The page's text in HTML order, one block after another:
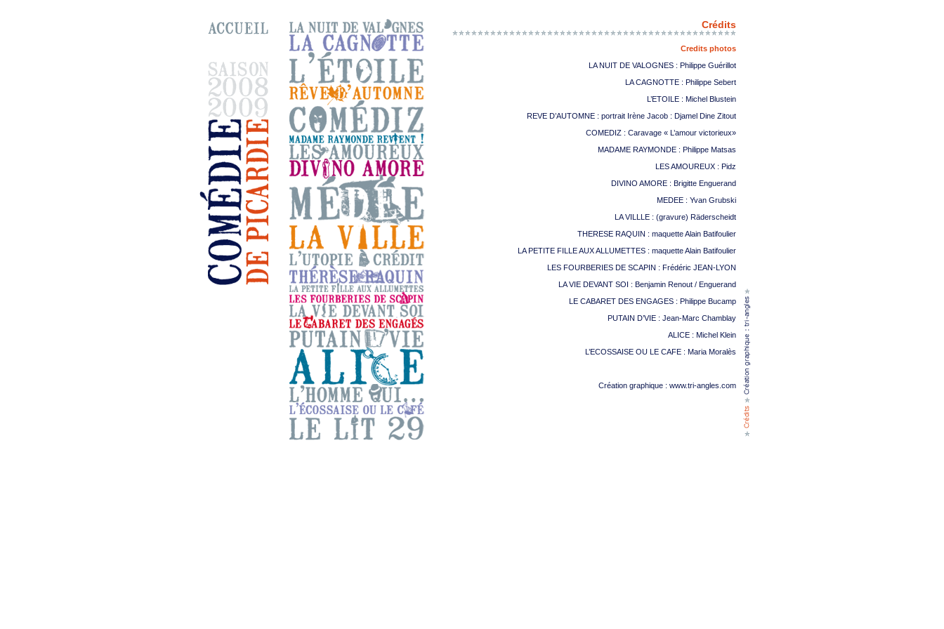
Crédits
Credits photos
LA NUIT DE VALOGNES : Philippe Guérillot
LA CAGNOTTE : Philippe Sebert
L’ETOILE : Michel Blustein
REVE D’AUTOMNE : portrait Irène Jacob : Djamel Dine Zitout
COMEDIZ : Caravage « L’amour victorieux»
MADAME RAYMONDE : Philippe Matsas
LES AMOUREUX : Pidz
DIVINO AMORE : Brigitte Enguerand
MEDEE : Yvan Grubski
LA VILLLE : (gravure) Räderscheidt
THERESE RAQUIN : maquette Alain Batifoulier
LA PETITE FILLE AUX ALLUMETTES : maquette Alain Batifoulier
LES FOURBERIES DE SCAPIN : Frédéric JEAN-LYON
LA VIE DEVANT SOI : Benjamin Renout / Enguerand
LE CABARET DES ENGAGES : Philippe Bucamp
PUTAIN D’VIE : Jean-Marc Chamblay
ALICE : Michel Klein
L’ECOSSAISE OU LE CAFE : Maria Moralès
Création graphique : www.tri-angles.com